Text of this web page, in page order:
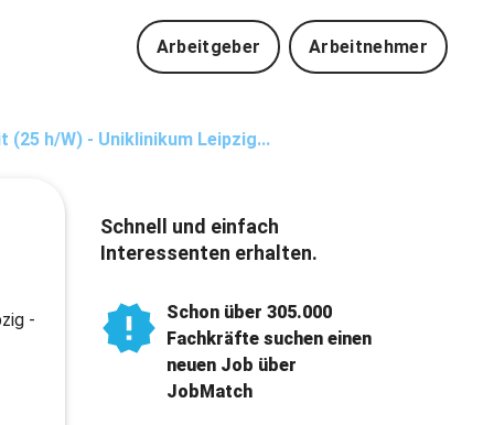
Arbeitgeber Arbeitnehmer
h/W) - Uniklinikum Leipzig...
-
Schnell und einfach
Interessenten erhalten.
Schon über 305.000
Fachkräfte suchen einen
neuen Job über
JobMatch